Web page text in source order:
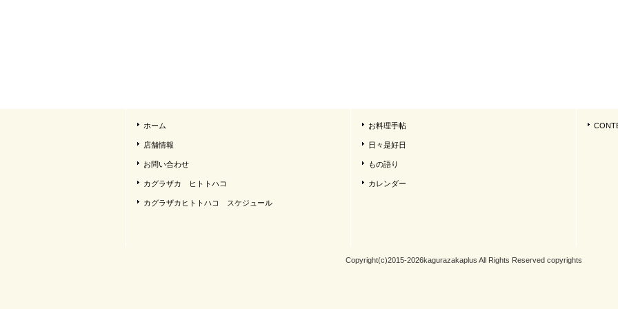
ホーム
店舗情報
お問い合わせ
カグラザカ ヒトトハコ
カグラザカヒトトハコ スケジュール
お料理手帖
日々是好日
もの語り
カレンダー
Copyright(c)2015-2026kagurazakaplus All Rights Reserved copyrights